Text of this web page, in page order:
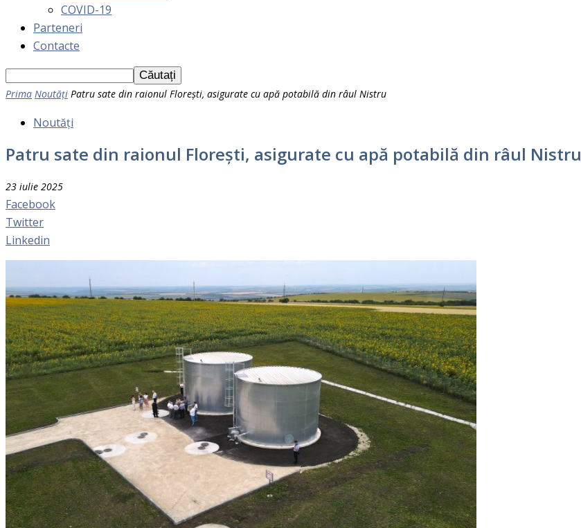
COVID-19
Parteneri
Contacte
Prima Noutăți Patru sate din raionul Florești, asigurate cu apă potabilă din râul Nistru
Noutăți
Patru sate din raionul Florești, asigurate cu apă potabilă din râul Nistru
23 iulie 2025
Facebook
Twitter
Linkedin